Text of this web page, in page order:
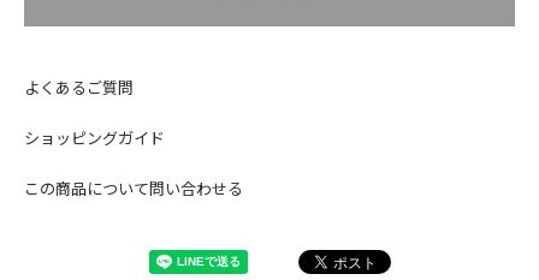
よくあるご質問
ショッピングガイド
この商品について問い合わせる